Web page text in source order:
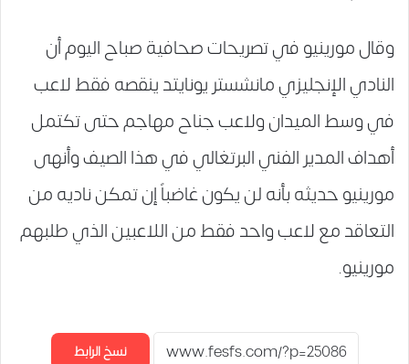
وقال مورينيو في تصريحات صحافية صباح اليوم أن
النادي الإنجليزي مانشستر يونايتد ينقصه فقط لاعب
في وسط الميدان ولاعب جناح مهاجم حتى تكتمل
أهداف المدير الفني البرتغالي في هذا الصيف وأنهى
مورينيو حديثه بأنه لن يكون غاضباً إن تمكن ناديه من
التعاقد مع لاعب واحد فقط من اللاعبين الذي طلبهم
مورينيو.
نسخ الرابط